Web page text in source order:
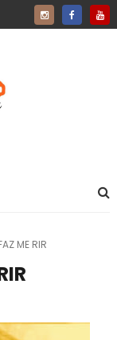
ME RIR